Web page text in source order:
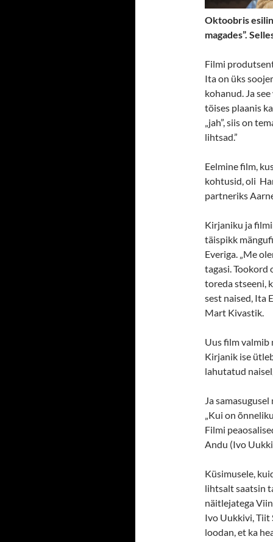
Oktoobris
magades”.
Filmi
Ita on üks
kohanud. Ja
töises plaanis
„jah”, siis on
lihtsad.”
Eelmine film,
kohtusid, oli
partneriks
Kirjaniku ja
täispikk
Everiga. „Me
tagasi. Tookord
toreda stseeni,
sest naised, Ita
Mart Kivastik.
Uus film valmib
Kirjanik ise
lahutatud
Ja
„Kui on
Filmi
Andu (Ivo
Küsimusele,
lihtsalt saatsin
näitlejatega
Ivo Uukkivi, Tiit
loodan, et ka